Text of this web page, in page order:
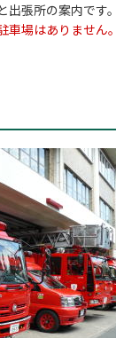
張所の案内です。
場はありません。